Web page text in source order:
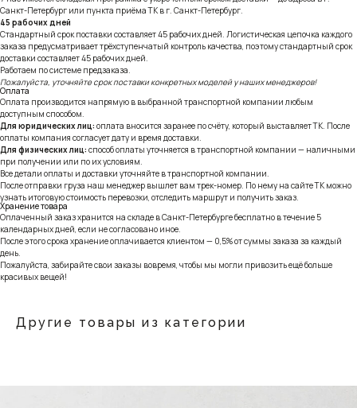
Санкт-Петербург или пункта приёма ТК в г. Санкт-Петербург.
45 рабочих дней
Стандартный срок поставки составляет 45 рабочих дней. Логистическая цепочка каждого
заказа предусматривает трёхступенчатый контроль качества, поэтому стандартный срок
доставки составляет 45 рабочих дней.
Работаем по системе предзаказа.
Пожалуйста, уточняйте срок поставки конкретных моделей у наших менеджеров!
Оплата
Оплата производится напрямую в выбранной транспортной компании любым
доступным способом.
Для юридических лиц: оплата вносится заранее по счёту, который выставляет ТК. После
оплаты компания согласует дату и время доставки.
Для физических лиц: способ оплаты уточняется в транспортной компании — наличными
при получении или по их условиям.
Все детали оплаты и доставки уточняйте в транспортной компании.
После отправки груза наш менеджер вышлет вам трек-номер. По нему на сайте ТК можно
узнать итоговую стоимость перевозки, отследить маршрут и получить заказ.
Хранение товара
Оплаченный заказ хранится на складе в Санкт-Петербурге бесплатно в течение 5
календарных дней, если не согласовано иное.
После этого срока хранение оплачивается клиентом — 0,5% от суммы заказа за каждый
день.
Пожалуйста, забирайте свои заказы вовремя, чтобы мы могли привозить ещё больше
красивых вещей!
Другие товары из категории